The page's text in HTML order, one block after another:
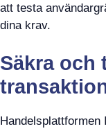
att testa
dina krav.
Säkra och